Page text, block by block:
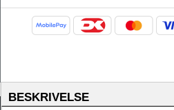
BESKRIVELSE